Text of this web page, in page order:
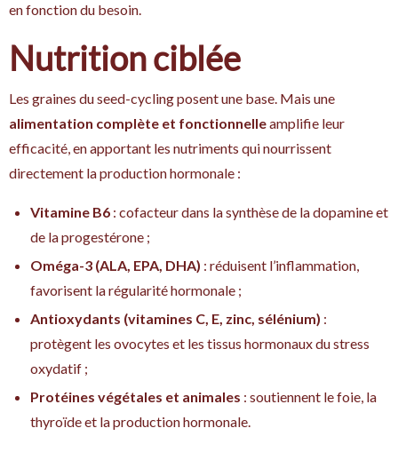
en fonction du besoin.
Nutrition ciblée
Les graines du seed-cycling posent une base. Mais une
alimentation complète et fonctionnelleamplifie leur
efficacité, en apportant les nutriments qui nourrissent
directement la production hormonale :
Vitamine B6 : cofacteur dans la synthèse de la dopamine et
de la progestérone ;
Oméga-3 (ALA, EPA, DHA) : réduisent l’inflammation,
favorisent la régularité hormonale ;
Antioxydants (vitamines C, E, zinc, sélénium) :
protègent les ovocytes et les tissus hormonaux du stress
oxydatif ;
Protéines végétales et animales : soutiennent le foie, la
thyroïde et la production hormonale.